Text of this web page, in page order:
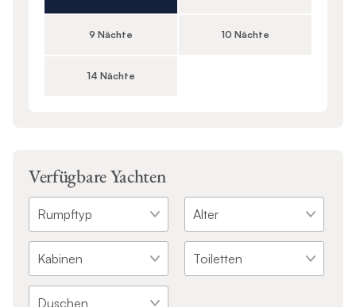
9 Nächte 10 Nächte
14 Nächte
Verfügbare Yachten